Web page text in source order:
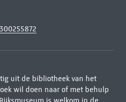
uit de bibliotheek van het
wil doen naar of met behulp